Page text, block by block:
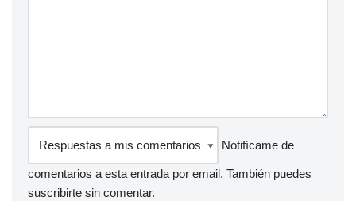
Notifícame de
comentarios a esta entrada por email. También puedes
suscribirte sin comentar.